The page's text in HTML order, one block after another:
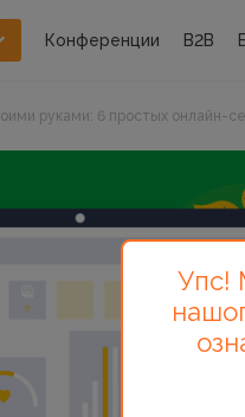
Конференции B2B
руками: 6 простых онлайн-
Упс!